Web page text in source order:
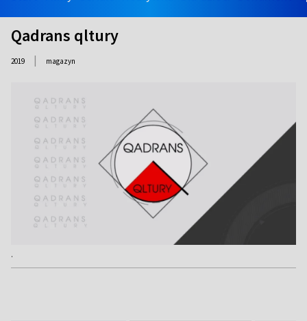
Qadrans qltury
2019 | magazyn
.